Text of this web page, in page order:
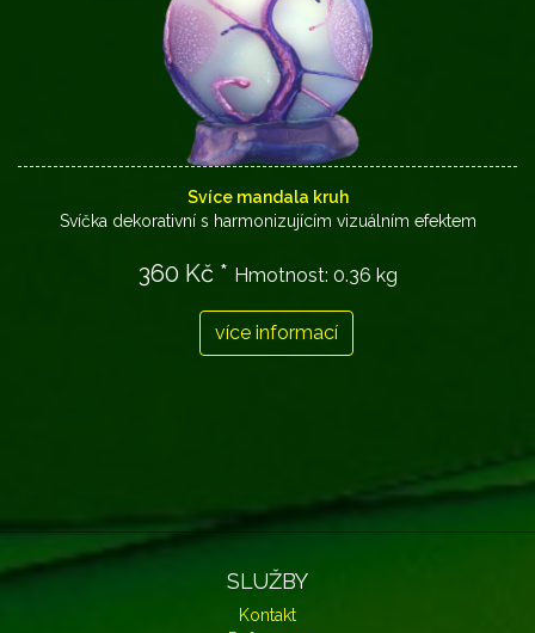
Svíce mandala kruh
Svíčka dekorativní s harmonizujícím vizuálním efektem
360 Kč * Hmotnost: 0.36 kg
více informací
SLUŽBY
Kontakt